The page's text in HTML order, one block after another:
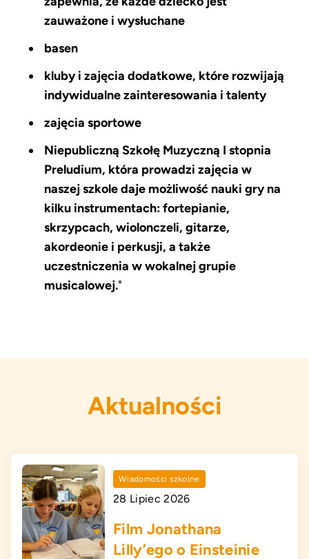
zauważone i wysłuchane
basen
kluby i zajęcia dodatkowe, które rozwijają
indywidualne zainteresowania i talenty
zajęcia sportowe
Niepubliczną Szkołę Muzyczną I stopnia
Preludium, która prowadzi zajęcia w
naszej szkole daje możliwość nauki gry na
kilku instrumentach: fortepianie,
skrzypcach, wiolonczeli, gitarze,
akordeonie i perkusji, a także
uczestniczenia w wokalnej grupie
musicalowej."
Aktualności
Wiadomości szkolne
28 Lipiec 2026
Film Jonathana
Lilly’ego o Einsteinie